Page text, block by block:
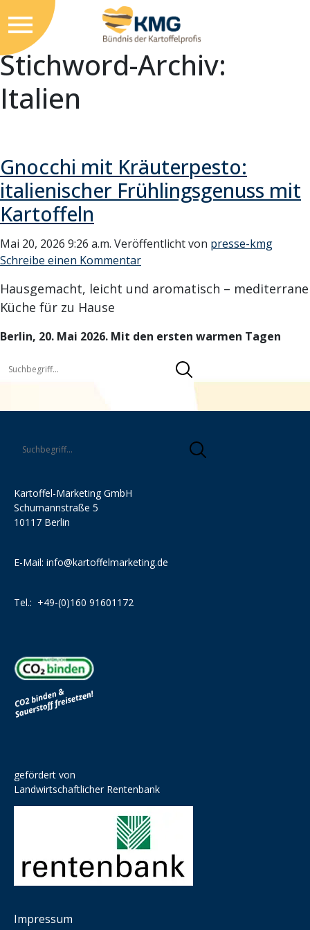
Stichword-Archiv:
Italien
Gnocchi mit Kräuterpesto:
italienischer Frühlingsgenuss mit
Kartoffeln
Mai 20, 2026 9:26 a.m. Veröffentlicht von presse-kmg
Schreibe einen Kommentar
Hausgemacht, leicht und aromatisch – mediterrane
Küche für zu Hause
Berlin, 20. Mai 2026. Mit den ersten warmen Tagen
Kartoffel-Marketing GmbH
Schumannstraße 5
10117 Berlin
E-Mail: info@kartoffelmarketing.de
Tel.: +49-(0)160 91601172
gefördert von
Landwirtschaftlicher Rentenbank
Impressum